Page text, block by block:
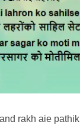
rakh aie